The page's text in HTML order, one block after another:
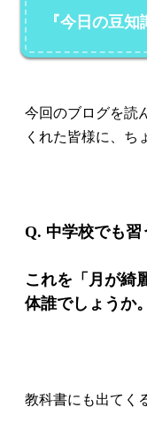
『今日の豆知
今回のブログを読
くれた皆様に、ち
Q. 中学校でも習
これを「月が綺
体誰でしょうか。
教科書にも出てく